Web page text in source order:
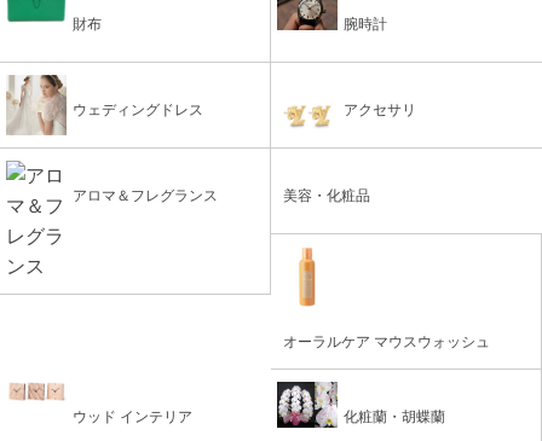
財布 腕時計
ウェディングドレス アクセサリ
アロマ＆フレグランス 美容・化粧品
オーラルケア マウスウォッシュ
ウッド インテリア 化粧蘭・胡蝶蘭